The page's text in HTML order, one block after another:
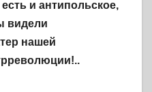
и антипольское,
видели
нашей